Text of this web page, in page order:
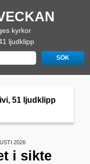
kyrkor
ljudklipp
51 ljudklipp
2026
i sikte